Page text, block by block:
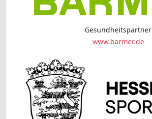
Gesundheitspartner
www.barmer.de